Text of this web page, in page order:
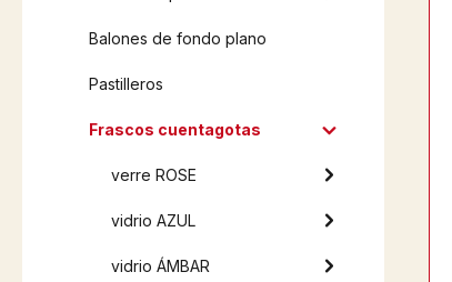
Balones de fondo plano
Pastilleros
Frascos cuentagotas
verre ROSE
vidrio AZUL
vidrio ÁMBAR